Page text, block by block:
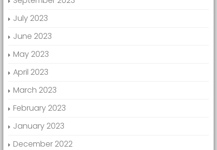
July 2023
June 2023
May 2023
April 2023
March 2023
February 2023
January 2023
December 2022